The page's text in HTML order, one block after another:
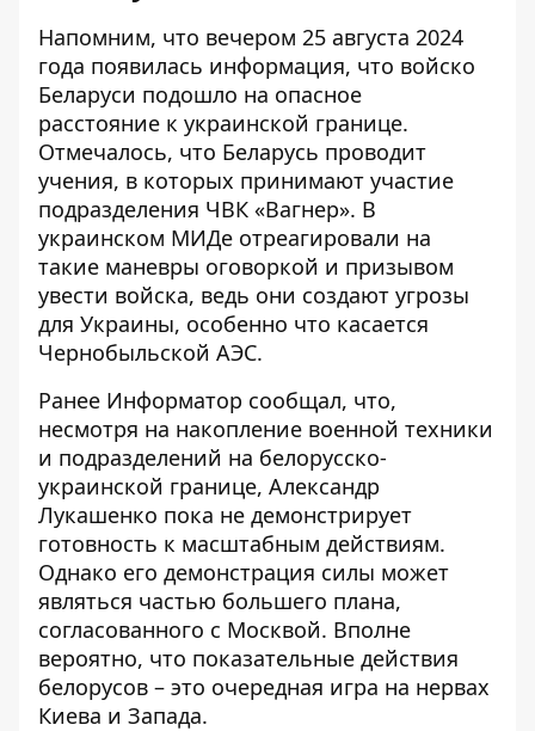
Напомним, что вечером 25 августа 2024
года появилась информация, что войско
Беларуси подошло на опасное
расстояние к украинской границе.
Отмечалось, что Беларусь проводит
учения, в которых принимают участие
подразделения ЧВК «Вагнер». В
украинском МИДе отреагировали на
такие маневры оговоркой и призывом
увести войска, ведь они создают угрозы
для Украины, особенно что касается
Чернобыльской АЭС.
Ранее Информатор сообщал, что,
несмотря на накопление военной техники
и подразделений на белорусско-
украинской границе, Александр
Лукашенко пока не демонстрирует
готовность к масштабным действиям.
Однако его демонстрация силы может
являться частью большего плана,
согласованного с Москвой. Вполне
вероятно, что показательные действия
белорусов – это очередная игра на нервах
Киева и Запада.